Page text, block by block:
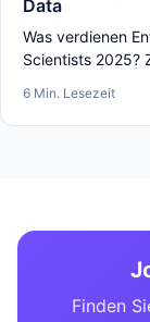
Data
Was verdienen
Scientists 2025?
6 Min. Lesezeit
Finden